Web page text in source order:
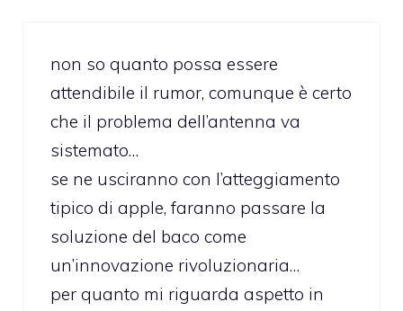
non so quanto possa essere
attendibile il rumor, comunque è certo
che il problema dell’antenna va
sistemato…
se ne usciranno con l’atteggiamento
tipico di apple, faranno passare la
soluzione del baco come
un’innovazione rivoluzionaria…
per quanto mi riguarda aspetto in